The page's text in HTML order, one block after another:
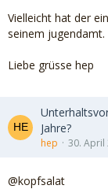
Vielleicht hat der
seinem jugendamt.
Liebe grüsse hep
Jahre?
hep 30. April
@kopfsalat